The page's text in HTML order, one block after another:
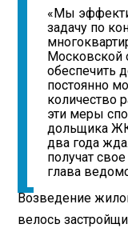
«Мы
задачу по
Московской
обеспечить
постоянно
количество
эти меры
дольщика
два года
получат
глава
Возведение
велось